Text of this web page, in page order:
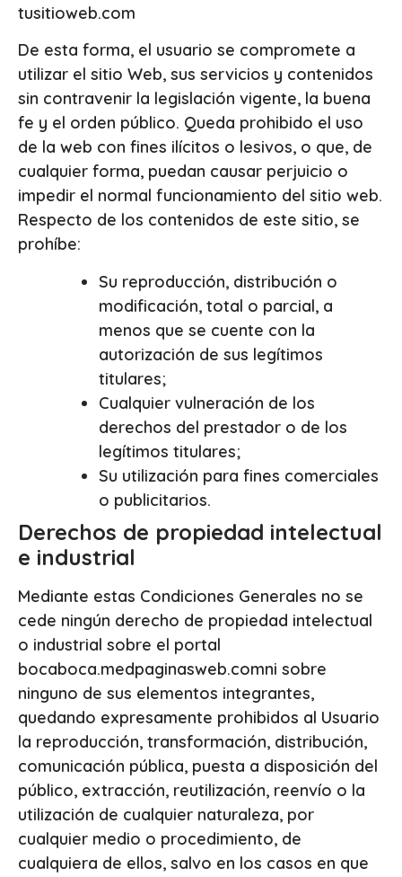
tusitioweb.com
De esta forma, el usuario se compromete a
utilizar el sitio Web, sus servicios y contenidos
sin contravenir la legislación vigente, la buena
fe y el orden público. Queda prohibido el uso
de la web con fines ilícitos o lesivos, o que, de
cualquier forma, puedan causar perjuicio o
impedir el normal funcionamiento del sitio web.
Respecto de los contenidos de este sitio, se
prohíbe:
Su reproducción, distribución o
modificación, total o parcial, a
menos que se cuente con la
autorización de sus legítimos
titulares;
Cualquier vulneración de los
derechos del prestador o de los
legítimos titulares;
Su utilización para fines comerciales
o publicitarios.
Derechos de propiedad intelectual
e industrial
Mediante estas Condiciones Generales no se
cede ningún derecho de propiedad intelectual
o industrial sobre el portal
bocaboca.medpaginasweb.comni sobre
ninguno de sus elementos integrantes,
quedando expresamente prohibidos al Usuario
la reproducción, transformación, distribución,
comunicación pública, puesta a disposición del
público, extracción, reutilización, reenvío o la
utilización de cualquier naturaleza, por
cualquier medio o procedimiento, de
cualquiera de ellos, salvo en los casos en que